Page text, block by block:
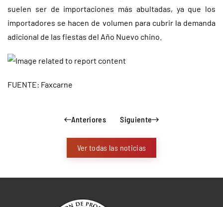
suelen ser de importaciones más abultadas, ya que los
importadores se hacen de volumen para cubrir la demanda
adicional de las fiestas del Año Nuevo chino.
FUENTE: Faxcarne
Anteriores Siguiente
Ver todas las noticias